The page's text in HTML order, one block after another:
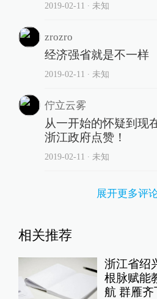
2019-02-11 ∙ 未知
zrozro
经济强省就是不一样
2019-02-11 ∙ 未知
佇立云雾
从一开始的怀疑到现
浙江政府点赞！
2019-02-11 ∙ 未知
展开更多评
相关推荐
浙江省绍
根脉赋
航 群雁齐